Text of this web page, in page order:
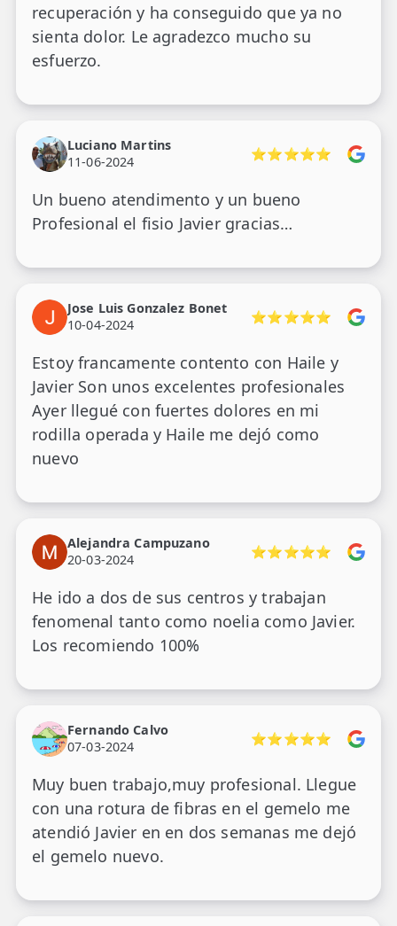
recuperación y ha conseguido que ya no
sienta dolor. Le agradezco mucho su
esfuerzo.
Luciano Martins
11-06-2024
⭐⭐⭐⭐⭐
Un bueno atendimento y un bueno
Profesional el fisio Javier gracias…
Jose Luis Gonzalez Bonet
10-04-2024
⭐⭐⭐⭐⭐
Estoy francamente contento con Haile y
Javier Son unos excelentes profesionales
Ayer llegué con fuertes dolores en mi
rodilla operada y Haile me dejó como
nuevo
Alejandra Campuzano
20-03-2024
⭐⭐⭐⭐⭐
He ido a dos de sus centros y trabajan
fenomenal tanto como noelia como Javier.
Los recomiendo 100%
Fernando Calvo
07-03-2024
⭐⭐⭐⭐⭐
Muy buen trabajo,muy profesional. Llegue
con una rotura de fibras en el gemelo me
atendió Javier en en dos semanas me dejó
el gemelo nuevo.